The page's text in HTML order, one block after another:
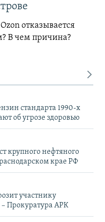
отказывается
В чем причина?
стандарта 1990-х
об угрозе здоровью
крупного нефтяного
крае РФ
участнику
Прокуратура АРК